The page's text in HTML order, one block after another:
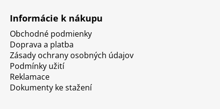
Informácie k nákupu
Obchodné podmienky
Doprava a platba
Zásady ochrany osobných údajov
Podmínky užití
Reklamace
Dokumenty ke stažení